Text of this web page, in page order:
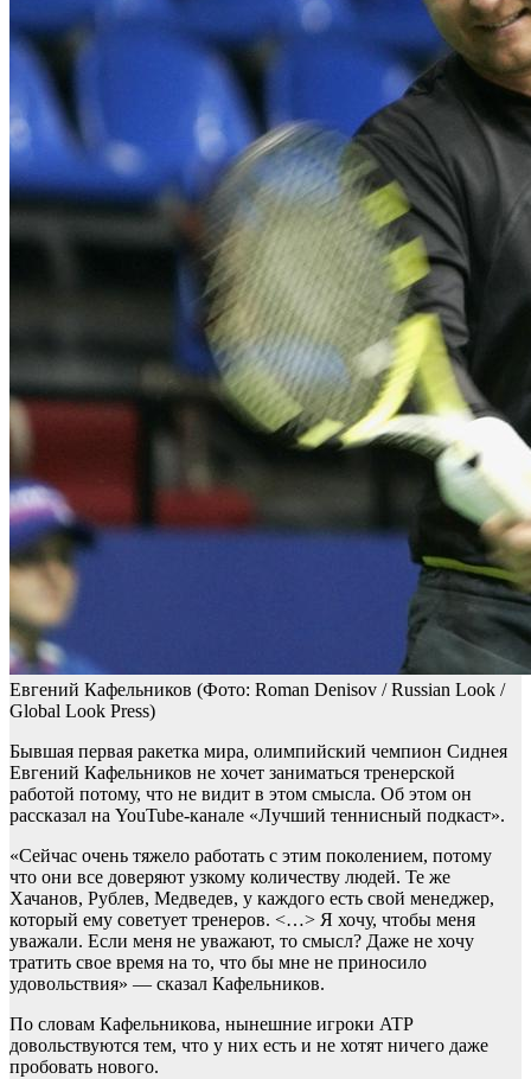
Евгений Кафельников (Фото: Roman Denisov / Russian Look /
Global Look Press)
Бывшая первая ракетка мира, олимпийский чемпион Сиднея
Евгений Кафельников не хочет заниматься тренерской
работой потому, что не видит в этом смысла. Об этом он
рассказал на YouTube-канале «Лучший теннисный подкаст».
«Сейчас очень тяжело работать с этим поколением, потому
что они все доверяют узкому количеству людей. Те же
Хачанов, Рублев, Медведев, у каждого есть свой менеджер,
который ему советует тренеров. <…> Я хочу, чтобы меня
уважали. Если меня не уважают, то смысл? Даже не хочу
тратить свое время на то, что бы мне не приносило
удовольствия» — сказал Кафельников.
По словам Кафельникова, нынешние игроки ATP
довольствуются тем, что у них есть и не хотят ничего даже
пробовать нового.